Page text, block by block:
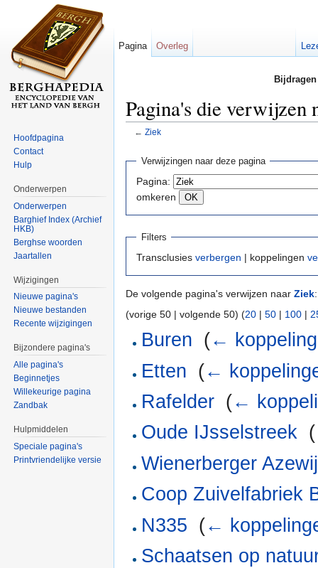
Pagina's die verwijzen
← Ziek
Verwijzingen naar deze pagina
Pagina:
omkeren
Filters
Transclusies verbergen | koppelingen
De volgende pagina's verwijzen naar Ziek:
(vorige 50 | volgende 50) (20 | 50 | 100 |
Buren (←
Etten (←
Rafelder (←
Oude IJsselstreek (
Wienerberger
Coop Zuivelfabriek
N335 (←
Schaatsen op
Pagina Overleg
Hoofdpagina
Contact
Hulp
Onderwerpen
Onderwerpen
Barghief Index (Archief
HKB)
Berghse woorden
Jaartallen
Wijzigingen
Nieuwe pagina's
Nieuwe bestanden
Recente wijzigingen
Bijzondere pagina's
Alle pagina's
Beginnetjes
Willekeurige pagina
Zandbak
Hulpmiddelen
Speciale pagina's
Printvriendelijke versie